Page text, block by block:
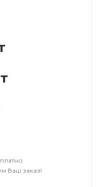
Ваш заказ!